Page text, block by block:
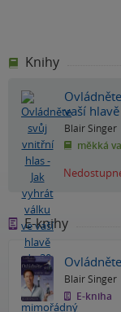
Knihy
vaší
Blair Singer
měkká
E-knihy
Blair Singer
E-kniha